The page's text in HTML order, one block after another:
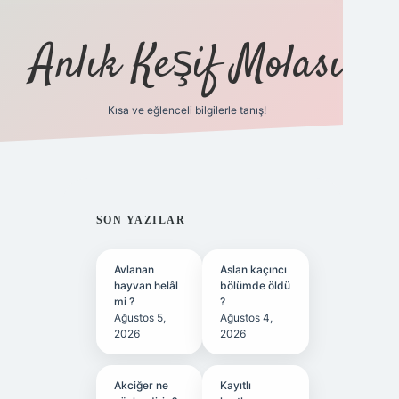
Anlık Keşif Molası
Kısa ve eğlenceli bilgilerle tanış!
SIDEBAR
SON YAZILAR
Avlanan
hayvan helâl
mi ?
Ağustos 5,
2026
Aslan kaçıncı
bölümde öldü
?
Ağustos 4,
2026
Akciğer ne
Kayıtlı